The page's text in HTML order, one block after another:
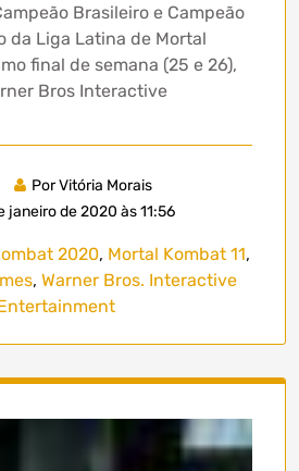
Brasileiro e Campeão
da Liga Latina de Mortal
final de semana (25 e 26),
Bros Interactive
Por Vitória Morais
janeiro de 2020 às 11:56
2020, Mortal Kombat 11,
, Warner Bros. Interactive